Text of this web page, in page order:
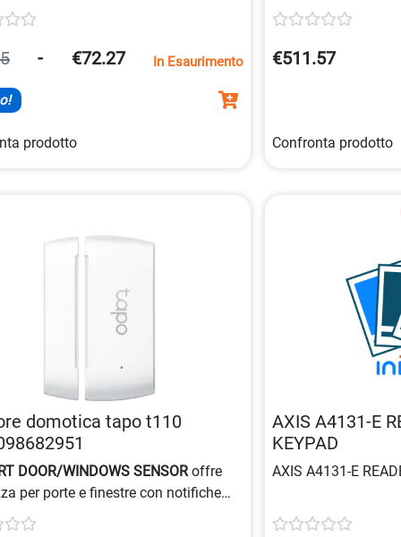
per la
Le tessere sono
con tutti i dispositivi TimeMoto e
- €72.27 In Esaurimento
prodotto
€511.57
Confronta prodotto
domotica tapo t110
DOOR/WINDOWS SENSORoffre
per porte e finestre con notifiche
tramite app. Installazione rapida e
AXIS A4131-E
KEYPAD
AXIS A4131-E